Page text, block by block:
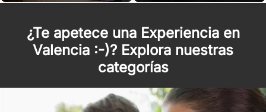
¿Te apetece una Experiencia en
Valencia :-)? Explora nuestras
categorías